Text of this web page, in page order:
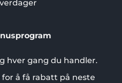
hver gang du handler.
å få rabatt på neste